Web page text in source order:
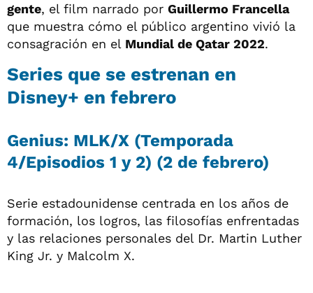
gente, el film narrado por Guillermo Francella
que muestra cómo el público argentino vivió la
consagración en el Mundial de Qatar 2022.
Series que se estrenan en
Disney+ en febrero
Genius: MLK/X (Temporada
4/Episodios 1 y 2) (2 de febrero)
Serie estadounidense centrada en los años de
formación, los logros, las filosofías enfrentadas
y las relaciones personales del Dr. Martin Luther
King Jr. y Malcolm X.